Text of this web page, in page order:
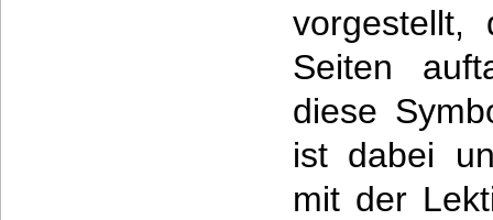
vorgestellt,
Seiten
diese
ist dabei
mit der